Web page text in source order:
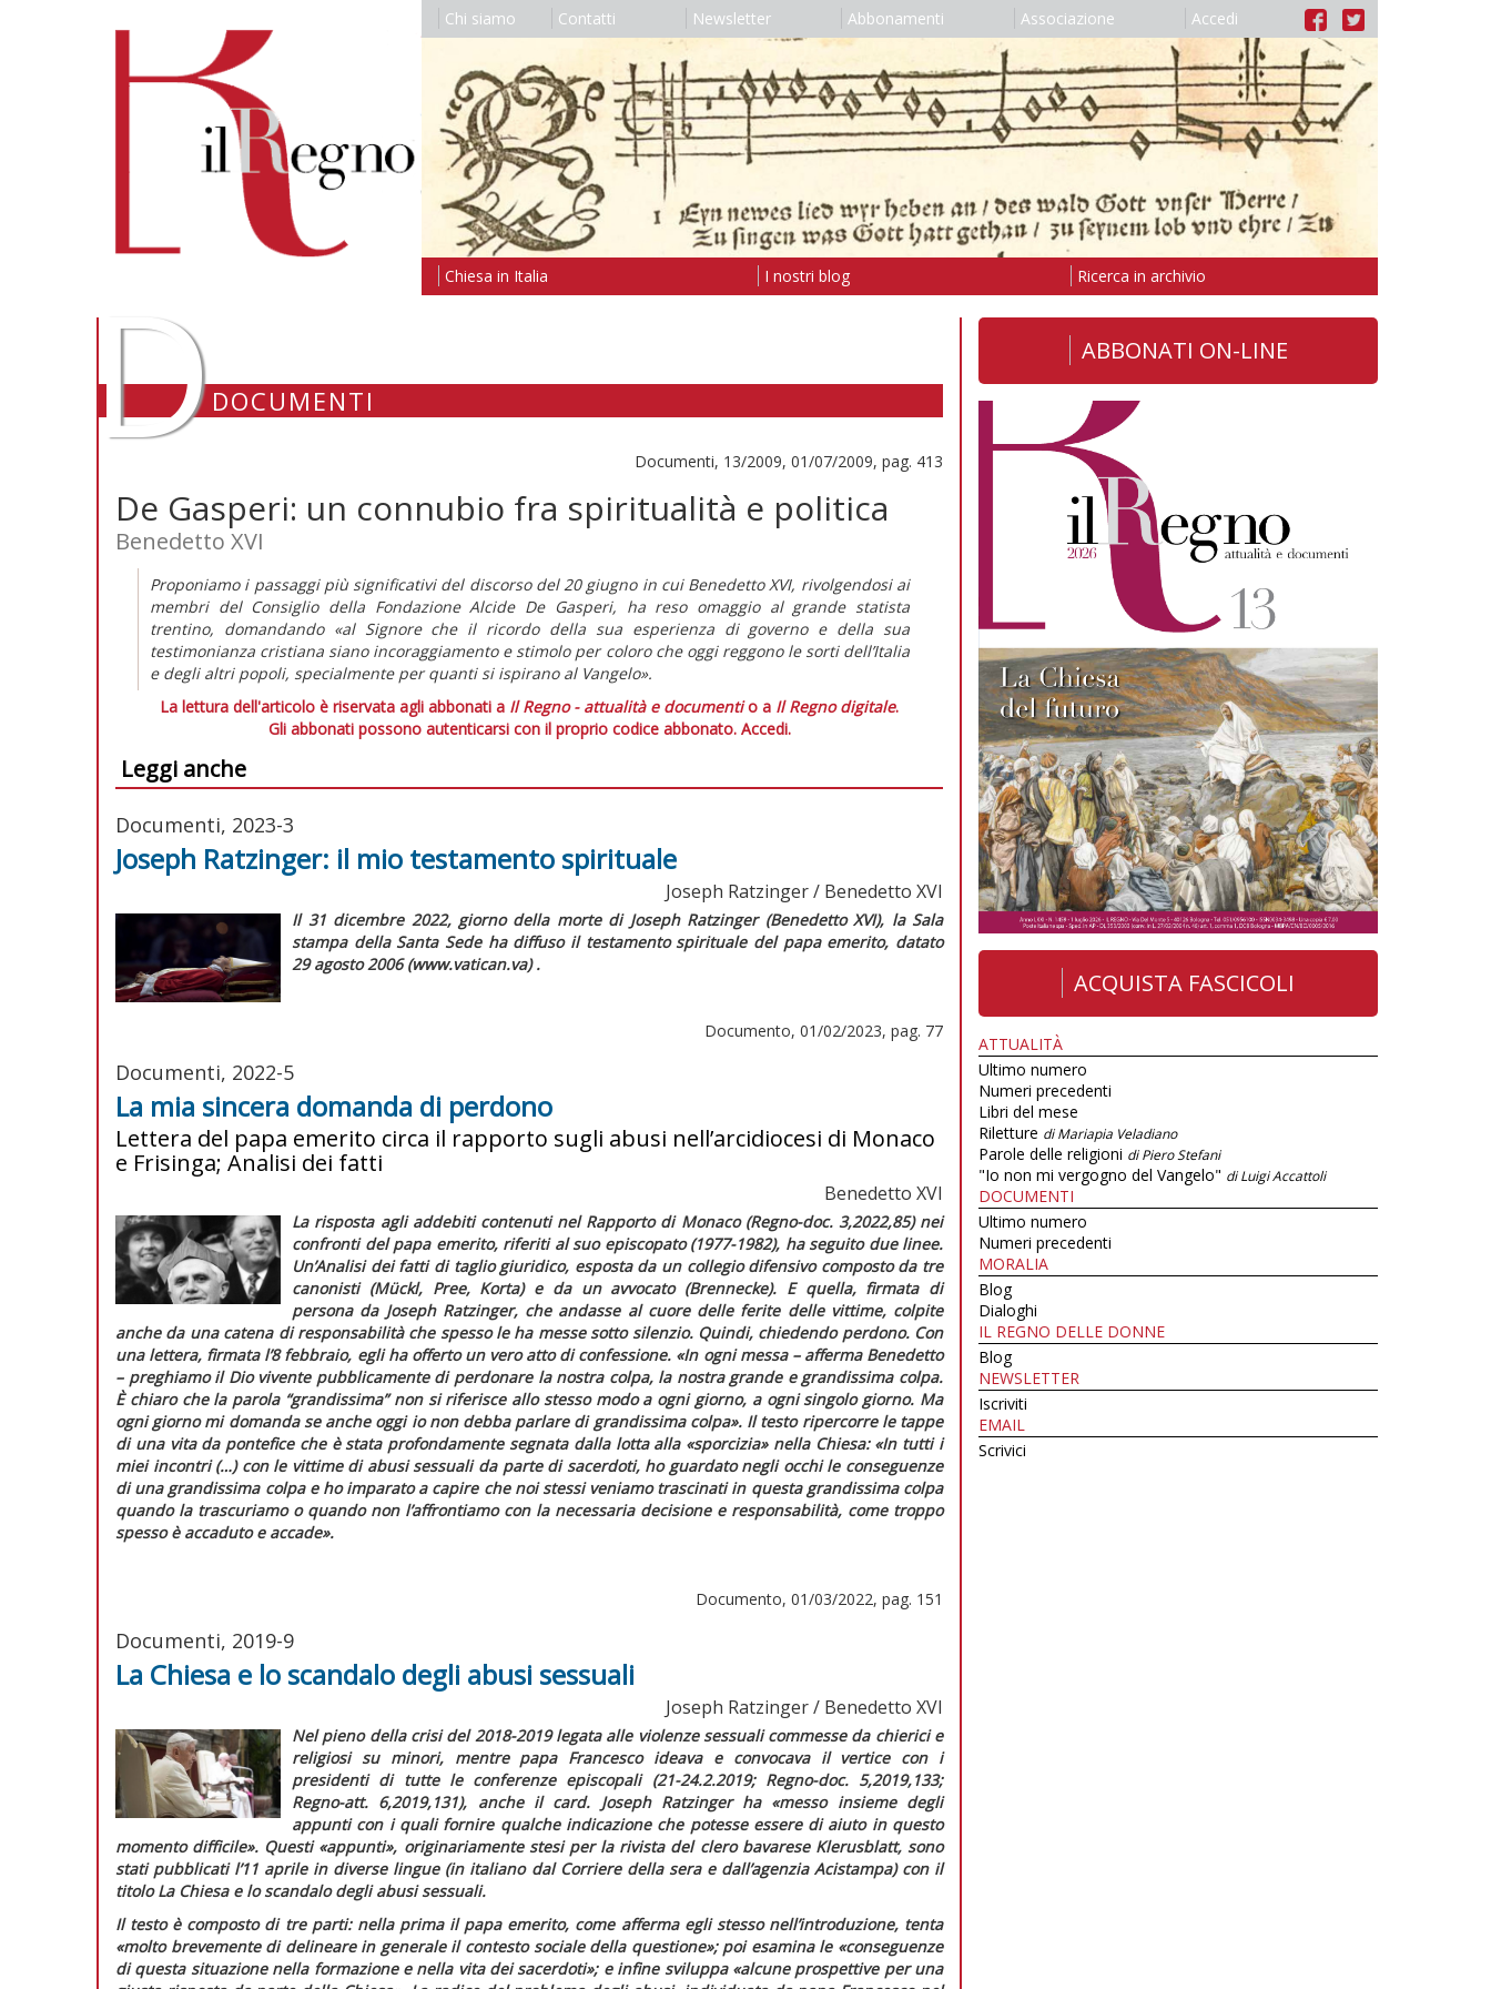
Chi siamo Contatti Newsletter Abbonamenti Associazione Accedi
Chiesa in Italia I nostri blog Ricerca in archivio
DDOCUMENTI
Documenti, 13/2009, 01/07/2009, pag. 413
De Gasperi: un connubio fra spiritualità e politica
Benedetto XVI
Proponiamo i passaggi più significativi del discorso del 20 giugno in cui Benedetto XVI, rivolgendosi ai
membri del Consiglio della Fondazione Alcide De Gasperi, ha reso omaggio al grande statista
trentino, domandando «al Signore che il ricordo della sua esperienza di governo e della sua
testimonianza cristiana siano incoraggiamento e stimolo per coloro che oggi reggono le sorti dell’Italia
e degli altri popoli, specialmente per quanti si ispirano al Vangelo».
La lettura dell'articolo è riservata agli abbonati a Il Regno - attualità e documentio a Il Regno digitale.
Gli abbonati possono autenticarsi con il proprio codice abbonato. Accedi.
Leggi anche
Documenti, 2023-3
Joseph Ratzinger: il mio testamento spirituale
Joseph Ratzinger / Benedetto XVI
Il 31 dicembre 2022, giorno della morte di Joseph Ratzinger (Benedetto XVI), la Sala
stampa della Santa Sede ha diffuso il testamento spirituale del papa emerito, datato
29 agosto 2006 (www.vatican.va) .
Documento, 01/02/2023, pag. 77
Documenti, 2022-5
La mia sincera domanda di perdono
Lettera del papa emerito circa il rapporto sugli abusi nell’arcidiocesi di Monaco
e Frisinga; Analisi dei fatti
Benedetto XVI
La risposta agli addebiti contenuti nel Rapporto di Monaco (Regno-doc. 3,2022,85) nei
confronti del papa emerito, riferiti al suo episcopato (1977-1982), ha seguito due linee.
Un’Analisi dei fattidi taglio giuridico, esposta da un collegio difensivo composto da tre
canonisti (Mückl, Pree, Korta) e da un avvocato (Brennecke). E quella, firmata di
persona da Joseph Ratzinger, che andasse al cuore delle ferite delle vittime, colpite
anche da una catena di responsabilità che spesso le ha messe sotto silenzio. Quindi, chiedendo perdono. Con
una lettera, firmata l’8 febbraio, egli ha offerto un vero atto di confessione. «In ogni messa – afferma Benedetto
– preghiamo il Dio vivente pubblicamente di perdonare la nostra colpa, la nostra grande e grandissima colpa.
È chiaro che la parola “grandissima” non si riferisce allo stesso modo a ogni giorno, a ogni singolo giorno. Ma
ogni giorno mi domanda se anche oggi io non debba parlare di grandissima colpa». Il testo ripercorre le tappe
di una vita da pontefice che è stata profondamente segnata dalla lotta alla «sporcizia» nella Chiesa: «In tutti i
miei incontri (…) con le vittime di abusi sessuali da parte di sacerdoti, ho guardato negli occhi le conseguenze
di una grandissima colpa e ho imparato a capire che noi stessi veniamo trascinati in questa grandissima colpa
quando la trascuriamo o quando non l’affrontiamo con la necessaria decisione e responsabilità, come troppo
spesso è accaduto e accade».
Documento, 01/03/2022, pag. 151
Documenti, 2019-9
La Chiesa e lo scandalo degli abusi sessuali
Joseph Ratzinger / Benedetto XVI
Nel pieno della crisi del 2018-2019 legata alle violenze sessuali commesse da chierici e
religiosi su minori, mentre papa Francesco ideava e convocava il vertice con i
presidenti di tutte le conferenze episcopali (21-24.2.2019; Regno-doc. 5,2019,133;
Regno-att. 6,2019,131), anche il card. Joseph Ratzinger ha «messo insieme degli
appunti con i quali fornire qualche indicazione che potesse essere di aiuto in questo
momento difficile». Questi «appunti», originariamente stesi per la rivista del clero bavarese Klerusblatt,sono
stati pubblicati l’11 aprile in diverse lingue (in italiano dal Corriere della sera e dall’agenzia Acistampa) con il
titoloLa Chiesa e lo scandalo degli abusi sessuali.
Il testo è composto di tre parti: nella prima il papa emerito, come afferma egli stesso nell’introduzione, tenta
«molto brevemente di delineare in generale il contesto sociale della questione»; poi esamina le «conseguenze
di questa situazione nella formazione e nella vita dei sacerdoti»;e infine sviluppa «alcune prospettive per una
ABBONATI ON-LINE
ACQUISTA FASCICOLI
ATTUALITÀ
Ultimo numero
Numeri precedenti
Libri del mese
Riletture di Mariapia Veladiano
Parole delle religioni di Piero Stefani
"Io non mi vergogno del Vangelo" di Luigi Accattoli
DOCUMENTI
Ultimo numero
Numeri precedenti
MORALIA
Blog
Dialoghi
IL REGNO DELLE DONNE
Blog
NEWSLETTER
Iscriviti
EMAIL
Scrivici